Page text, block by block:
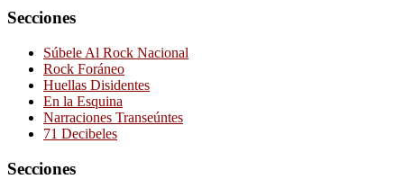
Secciones
Súbele Al Rock Nacional
Rock Foráneo
Huellas Disidentes
En la Esquina
Narraciones Transeúntes
71 Decibeles
Secciones